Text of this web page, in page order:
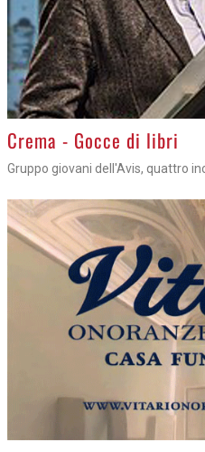
Crema - Gocce di libri
Gruppo giovani dell'Avis, quattro